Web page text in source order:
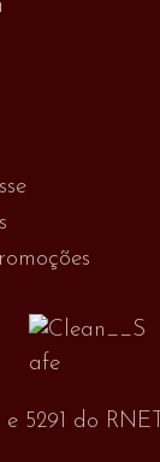
5291 do RNET